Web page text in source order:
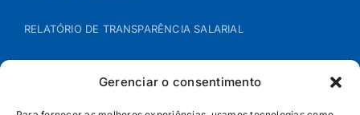
Gerenciar o consentimento
RELATÓRIO DE TRANSPARÊNCIA SALARIAL
POLÍTICA DE COOKIES